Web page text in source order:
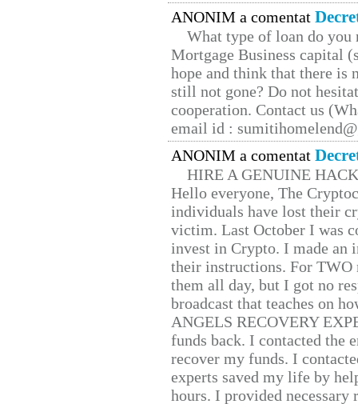
ANONIM a comentat
What type of loan do you
Mortgage Business capital
hope and think that there is
still not gone? Do not
cooperation. Contact us
email id :
ANONIM a comentat
HIRE A GENUINE
Hello everyone, The
individuals have lost their
victim. Last October I was
invest in Crypto. I made
their instructions. For TWO
them all day, but I got no
broadcast that teaches on
ANGELS RECOVERY
funds back. I contacted the
recover my funds. I
experts saved my life by
hours. I provided